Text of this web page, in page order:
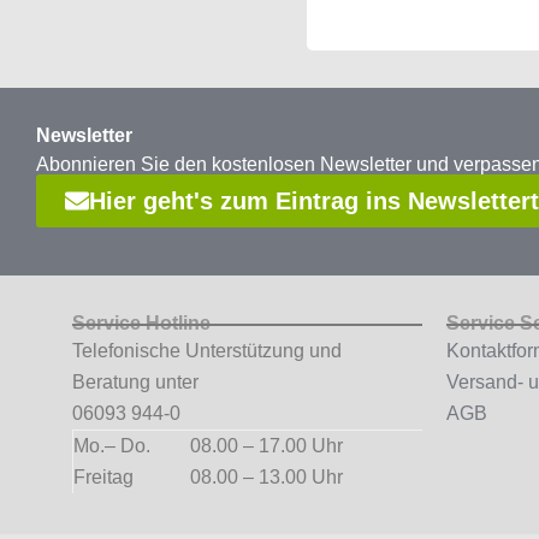
Newsletter
Abonnieren Sie den kostenlosen Newsletter und
Hier geht's zum Eintrag ins
Service Hotline
Telefonische Unterstützung und
Beratung unter
06093 944-0
Mo.– Do.
08.00 – 17.00 Uhr
Freitag
08.00 – 13.00 Uhr
Service
Versand-
AGB